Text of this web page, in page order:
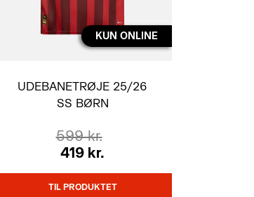
KUN ONLINE
UDEBANETRØJE 25/26
SS BØRN
599 kr.
419 kr.
TIL PRODUKTET